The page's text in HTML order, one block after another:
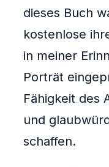
dieses Buch
kostenlose
in meiner
Porträt
Fähigkeit des
und
schaffen.